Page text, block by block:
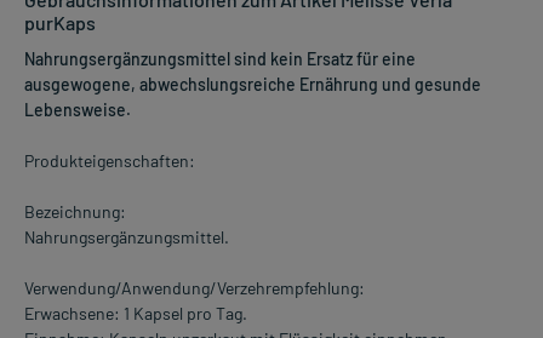
purKaps
Nahrungsergänzungsmittel sind kein Ersatz für eine
ausgewogene, abwechslungsreiche Ernährung und gesunde
Lebensweise.
Produkteigenschaften:
Bezeichnung:
Nahrungsergänzungsmittel.
Verwendung/Anwendung/Verzehrempfehlung:
Erwachsene: 1 Kapsel pro Tag.